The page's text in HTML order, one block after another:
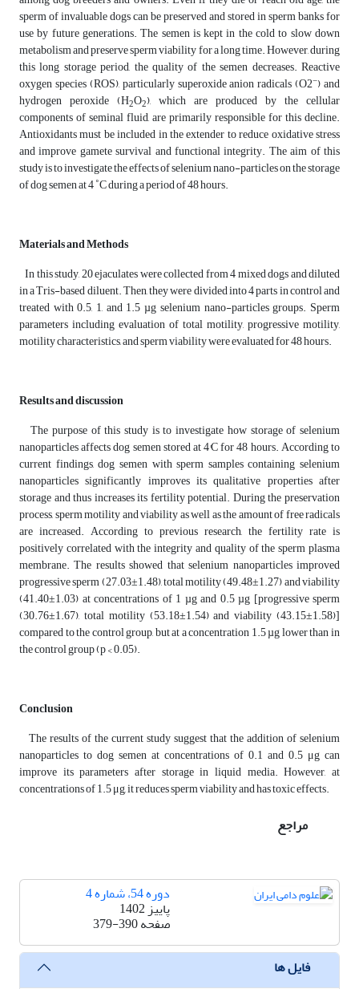
sperm of invaluable dogs can be preserved and stored in sperm banks for
use by future generations. The semen is kept in the cold to slow down
metabolism and preserve sperm viability for a long time. However, during
this long storage period, the quality of the semen decreases. Reactive
oxygen species (ROS), particularly superoxide anion radicals (O2−) and
hydrogen peroxide (H2O2), which are produced by the cellular
components of seminal fluid, are primarily responsible for this decline.
Antioxidants must be included in the extender to reduce oxidative stress
and improve gamete survival and functional integrity. The aim of this
study is to investigate the effects of selenium nano-particles on the storage
of dog semen at 4 ˚C during a period of 48 hours.
MaterialsandMethods
In this study, 20 ejaculates were collected from 4 mixed dogs and diluted
in a Tris-based diluent. Then, they were divided into 4 parts in control and
treated with 0.5, 1, and 1.5 µg selenium nano-particles groups. Sperm
parameters including evaluation of total motility, progressive motility,
motility characteristics, and sperm viability were evaluated for 48 hours.
Resultsanddiscussion
The purpose of this study is to investigate how storage of selenium
nanoparticles affects dog semen stored at 4°C for 48 hours. According to
current findings, dog semen with sperm samples containing selenium
nanoparticles significantly improves its qualitative properties after
storage and thus increases its fertility potential. During the preservation
process, sperm motility and viability as well as the amount of free radicals
are increased. According to previous research, the fertility rate is
positively correlated with the integrity and quality of the sperm plasma
membrane. The results showed that selenium nanoparticles improved
progressive sperm (27.03±1.48), total motility (49.48±1.27) and viability
(41.40±1.03) at concentrations of 1 µg and 0.5 µg [progressive sperm
(30.76±1.67), total motility (53.18±1.54) and viability (43.15±1.58)]
compared to the control group, but at a concentration 1.5 µg lower than in
the control group (p < 0.05).
Conclusion
The results of the current study suggest that the addition of selenium
nanoparticles to dog semen at concentrations of 0.1 and 0.5 μg can
improve its parameters after storage in liquid media. However, at
concentrations of 1.5 μg, it reduces sperm viability and has toxic effects.
مراجع
دوره 54، شماره 4
پاییز 1402
صفحه379-390
فایل ها